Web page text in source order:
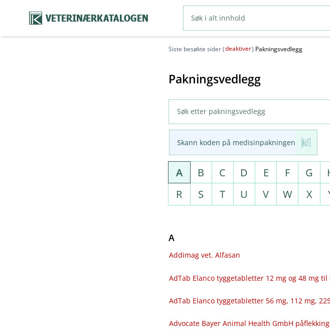
VETERINÆRKATALOGEN
Siste besøkte sider (deaktiver) Pakningsvedlegg
Pakningsvedlegg
Skann koden på medisinpakningen
A B C D E F G
R
S T U V W X
A
Addimag vet. Alfasan
AdTab Elanco tyggetabletter 12 mg og 48 mg til
AdTab Elanco tyggetabletter 56 mg, 112 mg,
Advocate Bayer Animal Health GmbH